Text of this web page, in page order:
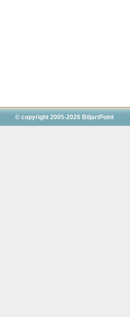
© copyright 2005-2026 BiljartPoint